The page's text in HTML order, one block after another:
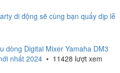
di động sẽ cùng bạn quẩy dịp lễ
dòng Digital Mixer Yamaha DM3
nhất 2024 • 11428 lượt xem